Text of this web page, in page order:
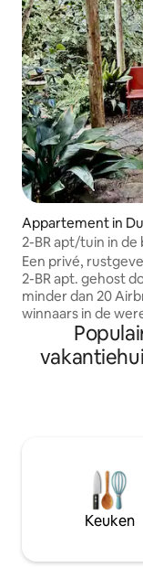
Appartement in
2-BR apt/tuin in
centrum van
Een privé,
2-BR apt. gehost
minder dan 20
winnaars in de
meter complete
bakstenen split-
rijstrook in de
Weelderige tuin.
DPAC/Durham
Theater; 3 mijl.
extra
appartement niet
Keuken